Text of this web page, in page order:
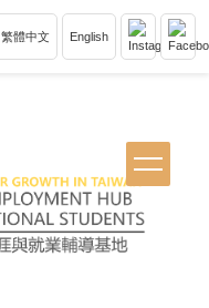
繁體中文 English